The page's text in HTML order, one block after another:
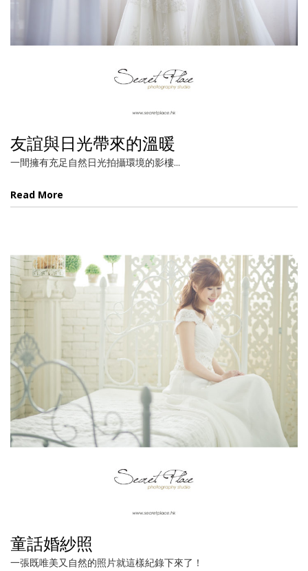
友誼與日光帶來的溫暖
一間擁有充足自然日光拍攝環境的影樓...
Read More
童話婚紗照
一張既唯美又自然的照片就這樣紀錄下來了！